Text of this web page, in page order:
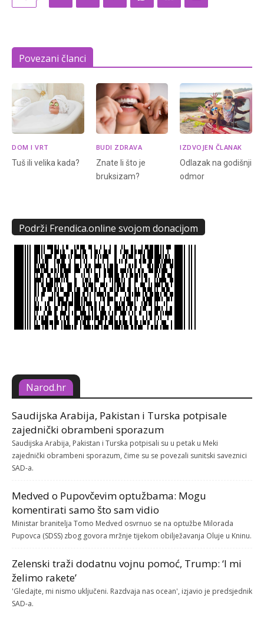
Povezani članci
DOM I VRT
Tuš ili velika kada?
BUDI ZDRAVA
Znate li što je
bruksizam?
IZDVOJEN ČLANAK
Odlazak na godišnji
odmor
Podrži Frendica.online svojom donacijom
Narod.hr
Saudijska Arabija, Pakistan i Turska potpisale
zajednički obrambeni sporazum
Saudijska Arabija, Pakistan i Turska potpisali su u petak u Meki
zajednički obrambeni sporazum, čime su se povezali sunitski saveznici
SAD-a.
Medved o Pupovčevim optužbama: Mogu
komentirati samo što sam vidio
Ministar branitelja Tomo Medved osvrnuo se na optužbe Milorada
Pupovca (SDSS) zbog govora mržnje tijekom obilježavanja Oluje u Kninu.
Zelenski traži dodatnu vojnu pomoć, Trump: ‘I mi
želimo rakete’
'Gledajte, mi nismo uključeni. Razdvaja nas ocean', izjavio je predsjednik
SAD-a.